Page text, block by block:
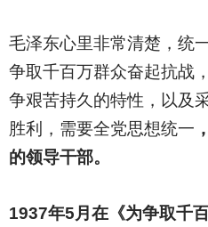
毛泽东心里非常清楚，统
争取千百万群众奋起抗战
争艰苦持久的特性，以及
胜利，需要全党思想统一
的领导干部。
1937年5月在《为争取千